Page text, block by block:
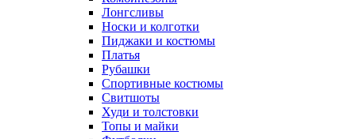
Лонгсливы
Носки и колготки
Пиджаки и костюмы
Платья
Рубашки
Спортивные костюмы
Свитшоты
Худи и толстовки
Топы и майки